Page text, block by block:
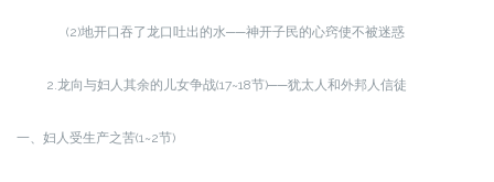
(2)地开口吞了龙口吐出的水──神开子民的心窍使不被迷惑
2.龙向与妇人其余的儿女争战(17~18节)──犹太人和外邦人信徒
一、妇人受生产之苦(1~2节)